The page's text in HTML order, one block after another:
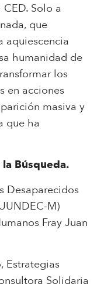
Solo a
que
aquiescencia
humanidad de
los
en acciones
masiva y
que ha
Búsqueda.
Desaparecidos
M)
Fray Juan
Estrategias
Solidaria